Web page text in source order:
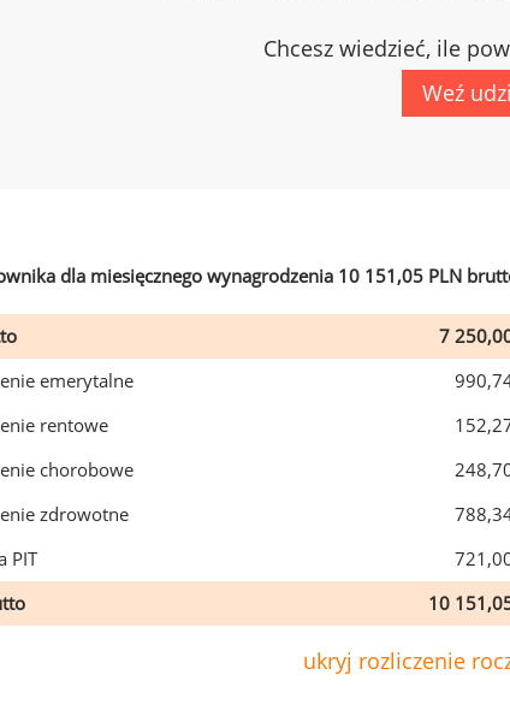
Chcesz wiedzieć, ile
Weź
dla miesięcznego wynagrodzenia 10 151,05 PLN
7
emerytalne
rentowe
chorobowe
zdrowotne
PIT
10
ukryj rozliczenie